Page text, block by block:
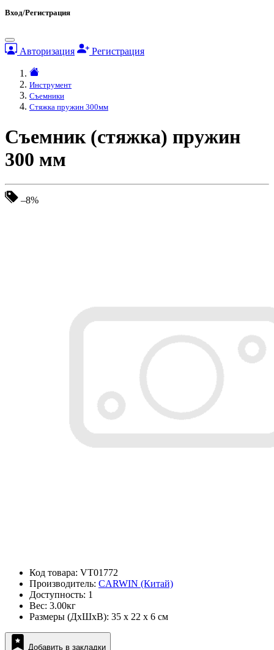
Вход/Регистрация
Авторизация Регистрация
Инструмент
Съемники
Стяжка пружин 300мм
Съемник (стяжка) пружин
300 мм
–8%
Код товара: VT01772
Производитель: CARWIN (Китай)
Доступность: 1
Вес: 3.00кг
Размеры (ДxШxВ): 35 x 22 x 6 см
Добавить в закладки